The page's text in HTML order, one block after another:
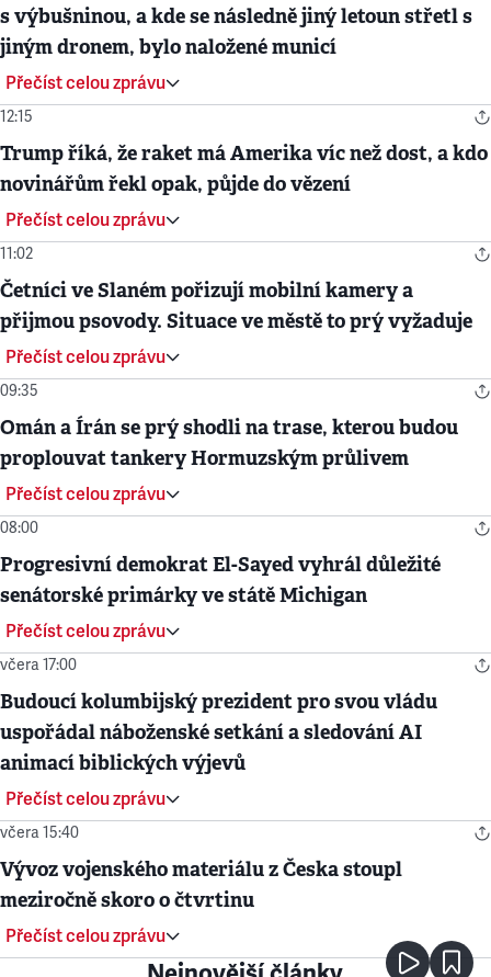
s výbušninou, a kde se následně jiný letoun střetl s
jiným dronem, bylo naložené municí
Přečíst celou zprávu
12:15
Trump říká, že raket má Amerika víc než dost, a kdo
novinářům řekl opak, půjde do vězení
Přečíst celou zprávu
11:02
Četníci ve Slaném pořizují mobilní kamery a
přijmou psovody. Situace ve městě to prý vyžaduje
Přečíst celou zprávu
09:35
Omán a Írán se prý shodli na trase, kterou budou
proplouvat tankery Hormuzským průlivem
Přečíst celou zprávu
08:00
Progresivní demokrat El-Sayed vyhrál důležité
senátorské primárky ve státě Michigan
Přečíst celou zprávu
včera 17:00
Budoucí kolumbijský prezident pro svou vládu
uspořádal náboženské setkání a sledování AI
animací biblických výjevů
Přečíst celou zprávu
včera 15:40
Vývoz vojenského materiálu z Česka stoupl
meziročně skoro o čtvrtinu
Přečíst celou zprávu